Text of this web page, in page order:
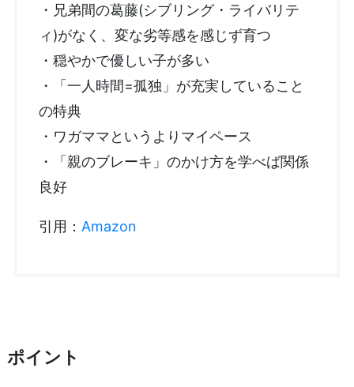
・兄弟間の葛藤(シブリング・ライバリテ
ィ)がなく、変な劣等感を感じず育つ
・穏やかで優しい子が多い
・「一人時間=孤独」が充実していること
の特典
・ワガママというよりマイペース
・「親のブレーキ」のかけ方を学べば関係
良好
引用： Amazon
ポイント